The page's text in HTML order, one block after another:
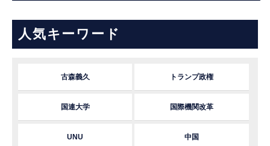
人気キーワード
古森義久 トランプ政権
国連大学 国際機関改革
UNU 中国